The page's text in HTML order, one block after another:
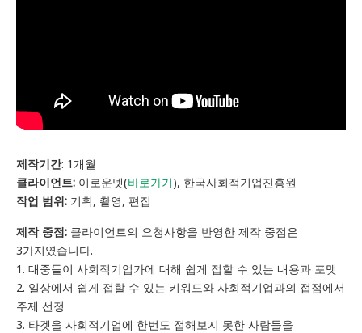
제작기간: 1개월
클라이언트: 이로운넷(바로가기), 한국사회적기업진흥원
작업 범위: 기획, 촬영, 편집
제작 중점: 클라이언트의 요청사항을 반영한 제작 중점은
3가지였습니다.
1. 대중들이 사회적기업가에 대해 쉽게 접할 수 있는 내용과 포맷
2. 일상에서 쉽게 접할 수 있는 키워드와 사회적기업과의 접점에서
주제 선정
3. 타겟을 사회적기업에 한번도 접해보지 못한 사람들을